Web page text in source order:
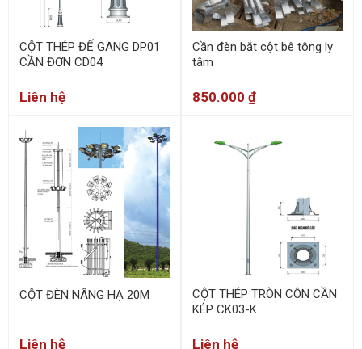
CỘT THÉP ĐẾ GANG DP01
CẦN ĐƠN CD04
Liên hệ
Cần đèn bắt cột bê tông ly
tâm
850.000 ₫
CỘT ĐÈN NÂNG HẠ 20M
Liên hệ
CỘT THÉP TRÒN CÔN CẦN
KÉP CK03-K
Liên hệ